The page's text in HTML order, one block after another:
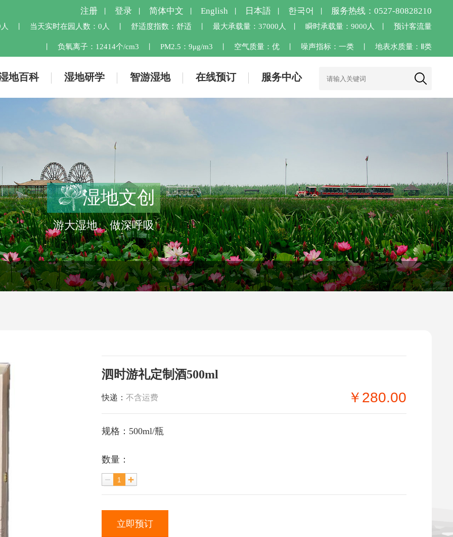
注册 登录 简体中文 English 日本語 한국어 服务热线：0527-80828210
当天实时在园人数： 0人 舒适度指数： 舒适 最大承载量：37000人 瞬时承载量：9000人 预计客流量
负氧离子： 12414个/cm3 PM2.5： 9μg/m3 空气质量： 优 噪声指标：一类 地表水质量：Ⅱ类
地百科 湿地研学 智游湿地 在线预订 服务中心
湿地文创
游大湿地 做深呼吸
泗时游礼定制酒500ml
快递： 不含运费 ￥280.00
规格：500ml/瓶
数量：
立即预订